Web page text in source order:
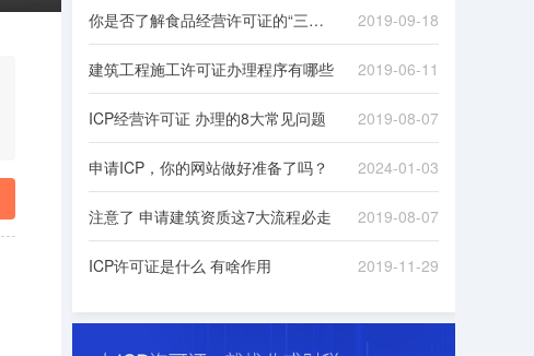
理《公共场所卫生许可证》
……食品混合业态经营越来
越普遍，经营者花几倍时
间，准备多份材料，跑多个
前并不少见。
你是否了解食品经营许可证的“三证合一” 2019-09-18
建筑工程施工许可证办理程序有哪些 2019-06-11
ICP经营许可证 办理的8大常见问题 2019-08-07
申请ICP，你的网站做好准备了吗？ 2024-01-03
注意了 申请建筑资质这7大流程必走 2019-08-07
ICP许可证是什么 有啥作用 2019-11-29